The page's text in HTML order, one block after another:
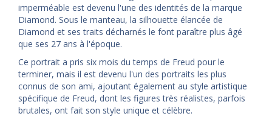
imperméable est devenu l'une des identités de la marque
Diamond. Sous le manteau, la silhouette élancée de
Diamond et ses traits décharnés le font paraître plus âgé
que ses 27 ans à l'époque.
Ce portrait a pris six mois du temps de Freud pour le
terminer, mais il est devenu l'un des portraits les plus
connus de son ami, ajoutant également au style artistique
spécifique de Freud, dont les figures très réalistes, parfois
brutales, ont fait son style unique et célèbre.